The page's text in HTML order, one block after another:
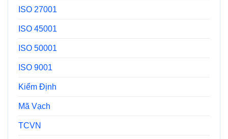
ISO 27001
ISO 45001
ISO 50001
ISO 9001
Kiểm Định
Mã Vạch
TCVN